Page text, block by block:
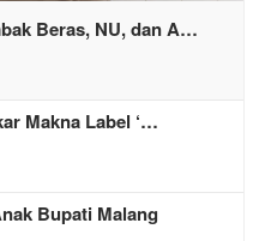
Beras, NU, dan A…
Makna Label ‘…
Bupati Malang